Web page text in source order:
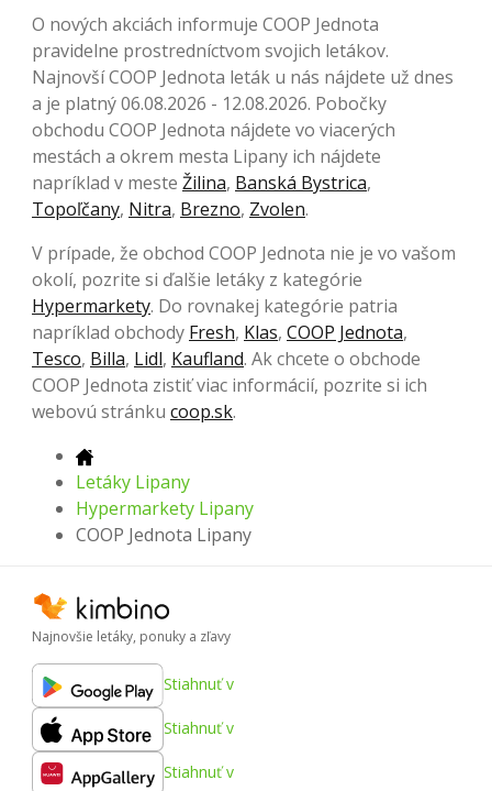
O nových akciách informuje COOP Jednota
pravidelne prostredníctvom svojich letákov.
Najnovší COOP Jednota leták u nás nájdete už dnes
a je platný 06.08.2026 - 12.08.2026. Pobočky
obchodu COOP Jednota nájdete vo viacerých
mestách a okrem mesta Lipany ich nájdete
napríklad v meste Žilina, Banská Bystrica,
Topoľčany, Nitra, Brezno, Zvolen.
V prípade, že obchod COOP Jednota nie je vo vašom
okolí, pozrite si ďalšie letáky z kategórie
Hypermarkety. Do rovnakej kategórie patria
napríklad obchody Fresh, Klas, COOP Jednota,
Tesco, Billa, Lidl, Kaufland. Ak chcete o obchode
COOP Jednota zistiť viac informácií, pozrite si ich
webovú stránku coop.sk.
Letáky Lipany
Hypermarkety Lipany
COOP Jednota Lipany
Najnovšie letáky, ponuky a zľavy
Stiahnuť v
Stiahnuť v
Stiahnuť v